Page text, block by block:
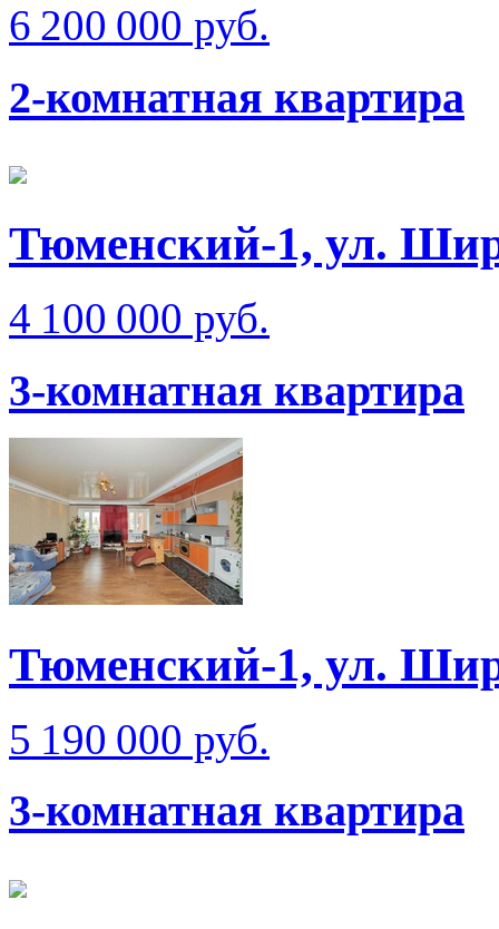
6 200 000 руб.
2-комнатная квартира
Тюменский-1, ул.
4 100 000 руб.
3-комнатная квартира
Тюменский-1, ул.
5 190 000 руб.
3-комнатная квартира